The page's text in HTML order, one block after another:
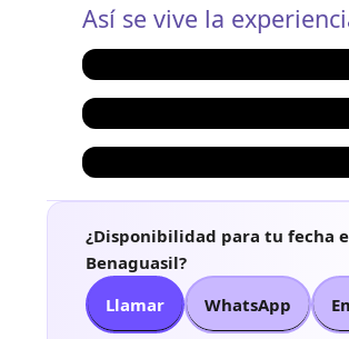
Así se vive la
¿Disponibilidad para tu fecha
Benaguasil?
Llamar
WhatsApp